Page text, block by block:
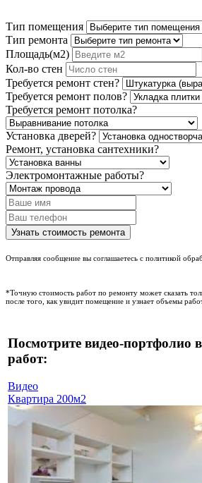
Тип помещения
Тип ремонта
Площадь(м2)
Кол-во стен
Требуется ремонт стен?
Требуется ремонт полов?
Требуется ремонт потолка?
Установка дверей?
Ремонт, установка сантехники?
Электромонтажные работы?
Отправляя сообщение вы соглашаетесь с политикой
*Точную стоимость работ по ремонту может сказать
после того, как увидит помещение и узнает объемы
Посмотрите видео-портфолио
работ:
Видео
Квартира 200м2